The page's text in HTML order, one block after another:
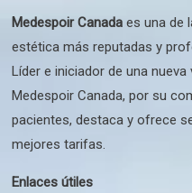
Medespoir Canadaes una de
estética más reputadas y
Líder e iniciador de una
Medespoir Canada, por su
pacientes, destaca y ofrece
mejores tarifas.
Enlaces útiles